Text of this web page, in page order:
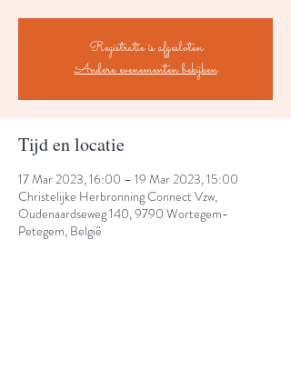
Registratie is afgesloten
Andere evenementen bekijken
Tijd en locatie
17 Mar 2023, 16:00 – 19 Mar 2023, 15:00
Christelijke Herbronning Connect Vzw,
Oudenaardseweg 140, 9790 Wortegem-
Petegem, België